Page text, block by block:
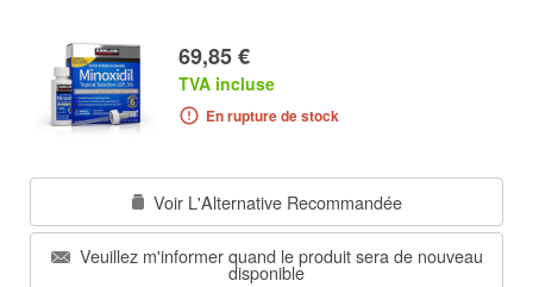
69,85 €
TVA incluse
En rupture de stock
Voir L'Alternative Recommandée
Veuillez m'informer quand le produit sera de nouveau
disponible